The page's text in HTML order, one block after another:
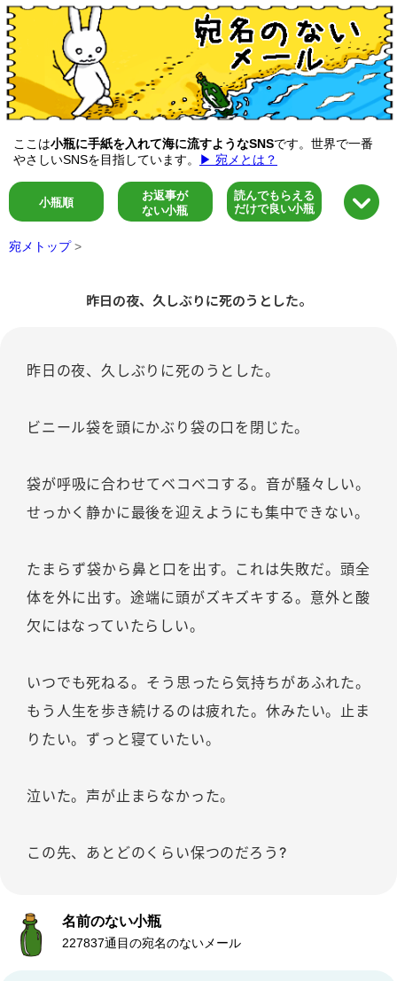
ここは小瓶に手紙を入れて海に流すようなSNSです。世界で一番
やさしいSNSを目指しています。
▶ 宛メとは？
小瓶順
お返事が
ない小瓶
読んでもらえる
だけで良い小瓶
宛メトップ >
昨日の夜、久しぶりに死のうとした。
昨日の夜、久しぶりに死のうとした。
ビニール袋を頭にかぶり袋の口を閉じた。
袋が呼吸に合わせてベコベコする。音が騒々しい。
せっかく静かに最後を迎えようにも集中できない。
たまらず袋から鼻と口を出す。これは失敗だ。頭全
体を外に出す。途端に頭がズキズキする。意外と酸
欠にはなっていたらしい。
いつでも死ねる。そう思ったら気持ちがあふれた。
もう人生を歩き続けるのは疲れた。休みたい。止ま
りたい。ずっと寝ていたい。
泣いた。声が止まらなかった。
この先、あとどのくらい保つのだろう?
名前のない小瓶
227837通目の宛名のないメール